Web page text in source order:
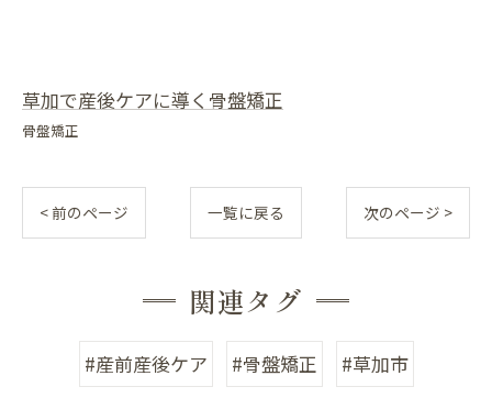
草加で産後ケアに導く骨盤矯正
骨盤矯正
< 前のページ 一覧に戻る 次のページ >
関連タグ
#産前産後ケア #骨盤矯正 #草加市